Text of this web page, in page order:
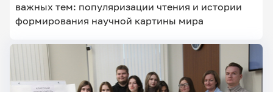
важных тем: популяризации чтения и истории
формирования научной картины мира